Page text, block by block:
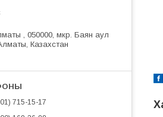
, 050000, мкр. Баян аул
Казахстан
715-15-17